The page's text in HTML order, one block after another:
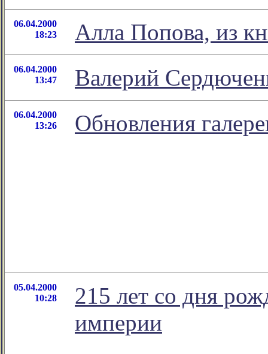
06.04.2000
18:23
Алла Попова, из
06.04.2000
13:47
Валерий
06.04.2000
13:26
Обновления
05.04.2000
10:28
215 лет со дня
империи